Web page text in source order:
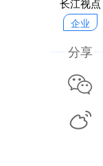
长江视点
企业
分享